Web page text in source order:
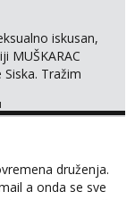
iskusan,
MUŠKARAC
Tražim
status za SEKS
umjetnih dilda do
i oblika. Na
NEMAM
druženja.
a onda se sve